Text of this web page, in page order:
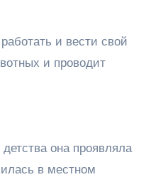
и вести свой
и проводит
она проявляла
в местном